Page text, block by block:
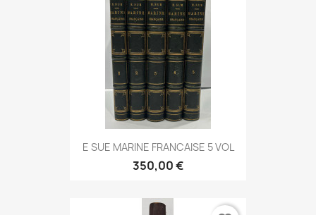
E SUE MARINE FRANCAISE 5 VOL
350,00 €